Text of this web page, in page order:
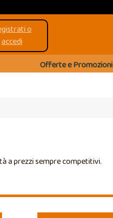
o
accedi
Offerte e Promozioni
a prezzi sempre competitivi.